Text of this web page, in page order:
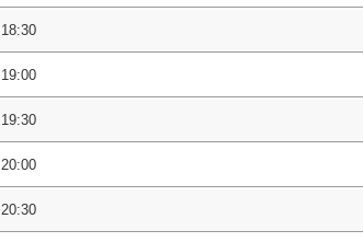
18:30
19:00
19:30
20:00
20:30